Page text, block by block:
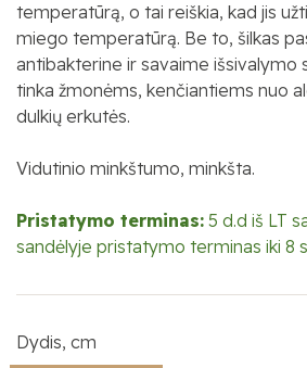
temperatūrą, o tai reiškia, kad jis
miego temperatūrą. Be to, šilkas
antibakterine ir savaime išsivalymo
tinka žmonėms, kenčiantiems nuo
dulkių erkutės.
Vidutinio minkštumo, minkšta.
Pristatymo terminas: 5 d.d iš LT
sandėlyje pristatymo terminas iki 8
Dydis, cm